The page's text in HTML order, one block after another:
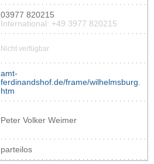
03977 820215
International: +49 3977 820215
Nicht verfügbar
amt-
ferdinandshof.de/frame/wilhelmsburg.
htm
Peter Volker Weimer
parteilos